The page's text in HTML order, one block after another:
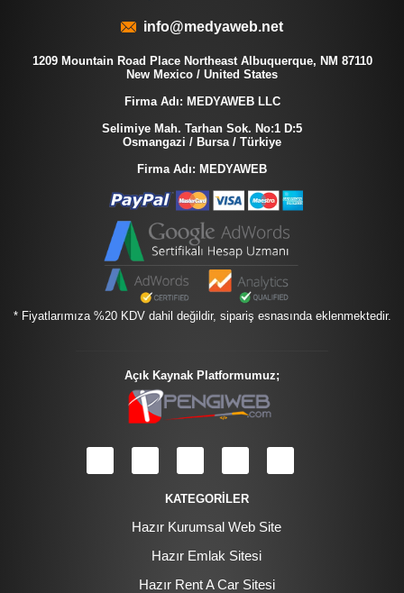
info@medyaweb.net
1209 Mountain Road Place Northeast Albuquerque, NM 87110
New Mexico / United States
Firma Adı: MEDYAWEB LLC
Selimiye Mah. Tarhan Sok. No:1 D:5
Osmangazi / Bursa / Türkiye
Firma Adı: MEDYAWEB
* Fiyatlarımıza %20 KDV dahil değildir, sipariş esnasında eklenmektedir.
Açık Kaynak Platformumuz;
KATEGORİLER
Hazır Kurumsal Web Site
Hazır Emlak Sitesi
Hazır Rent A Car Sitesi